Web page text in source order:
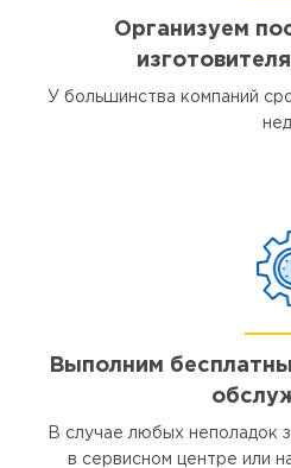
Организуем
У большинства компаний
Выполним
В случае любых неполадок
в сервисном центре или